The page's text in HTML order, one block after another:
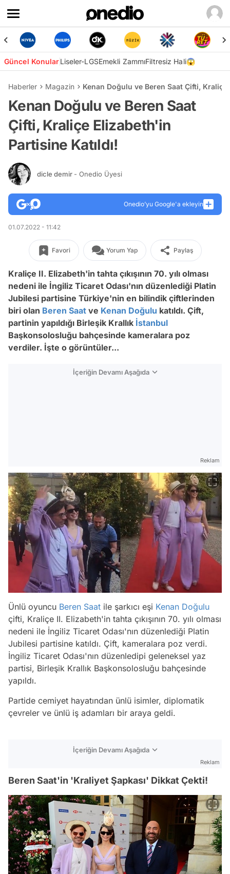
Güncel KonularLiseler-LGSEmekli ZammıFiltresiz Hali😱
Haberler Magazin Kenan Doğulu ve Beren Saat Çifti,
Kenan Doğulu ve Beren Saat
Çifti, Kraliçe Elizabeth'in
Partisine Katıldı!
dicle demir - Onedio Üyesi
Onedio’yu Google'a ekleyin
01.07.2022 - 11:42
Favori Yorum Yap Paylaş
Kraliçe II. Elizabeth'in tahta çıkışının 70. yılı olması
nedeni ile İngiliz Ticaret Odası'nın düzenlediği Platin
Jubilesi partisine Türkiye'nin en bilindik çiftlerinden
biri olan Beren Saat ve Kenan Doğulu katıldı. Çift,
partinin yapıldığı Birleşik Krallık İstanbul
Başkonsolosluğu bahçesinde kameralara poz
verdiler. İşte o görüntüler...
İçeriğin Devamı Aşağıda
Reklam
Ünlü oyuncu Beren Saat ile şarkıcı eşi Kenan Doğulu
çifti, Kraliçe II. Elizabeth'in tahta çıkışının 70. yılı olması
nedeni ile İngiliz Ticaret Odası'nın düzenlediği Platin
Jubilesi partisine katıldı. Çift, kameralara poz verdi.
İngiliz Ticaret Odası'nın düzenledipi geleneksel yaz
partisi, Birleşik Krallık Başkonsolosluğu bahçesinde
yapıldı.
Partide cemiyet hayatından ünlü isimler, diplomatik
çevreler ve ünlü iş adamları bir araya geldi.
İçeriğin Devamı Aşağıda
Reklam
Beren Saat'in 'Kraliyet Şapkası' Dikkat Çekti!